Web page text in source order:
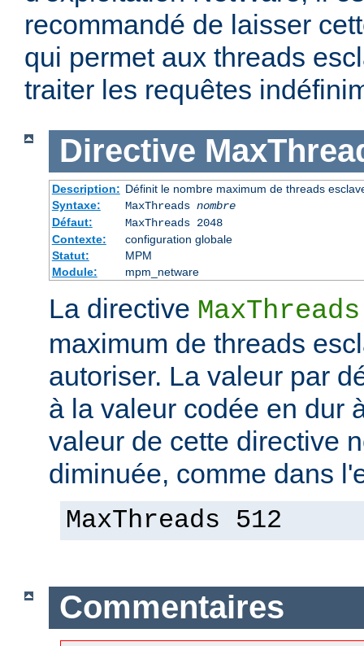
recommandé de laisser
qui permet aux threads
traiter les requêtes
Directive
Description: Définit le nombre maximum de threads
Syntaxe:
MaxThreads nombre
Défaut:
MaxThreads 2048
Contexte:
configuration globale
Statut:
MPM
Module:
mpm_netware
La directive MaxThreads
maximum de threads
autoriser. La valeur par
à la valeur codée en dur
valeur de cette directive
diminuée, comme dans
MaxThreads 512
Commentaires